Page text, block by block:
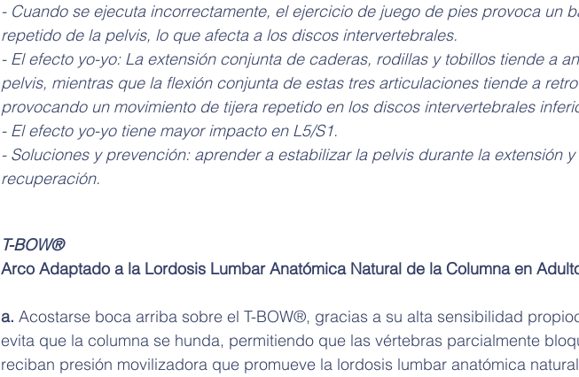
- Cuando se ejecuta incorrectamente, el ejercicio de juego de pies provoca un
repetido de la pelvis, lo que afecta a los discos intervertebrales.
- El efecto yo-yo: La extensión conjunta de caderas, rodillas y tobillos tiende a
pelvis, mientras que la flexión conjunta de estas tres articulaciones tiende a
provocando un movimiento de tijera repetido en los discos intervertebrales
- El efecto yo-yo tiene mayor impacto en L5/S1.
- Soluciones y prevención: aprender a estabilizar la pelvis durante la extensión y
recuperación.
T-BOW®
Arco Adaptado a la Lordosis Lumbar Anatómica Natural de la Columna en
a. Acostarse boca arriba sobre el T-BOW®, gracias a su alta sensibilidad
evita que la columna se hunda, permitiendo que las vértebras parcialmente
reciban presión movilizadora que promueve la lordosis lumbar anatómica